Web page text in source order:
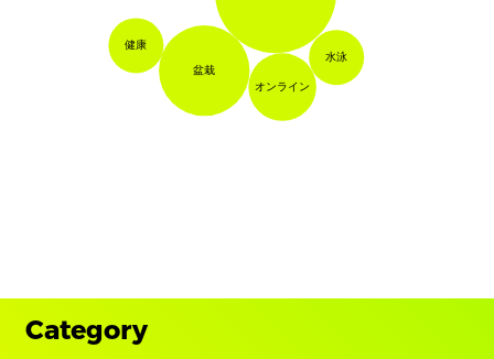
水泳
健康
オンライン
盆栽
Category